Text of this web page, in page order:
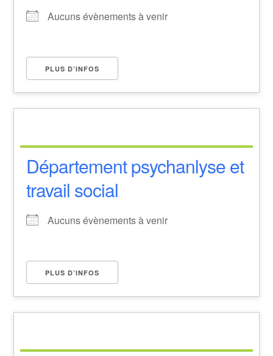
Aucuns évènements à venir
PLUS D’INFOS
Département psychanlyse et
travail social
Aucuns évènements à venir
PLUS D’INFOS